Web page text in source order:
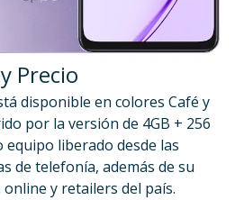
Precio
disponible en colores Café y
por la versión de 4GB + 256
equipo liberado desde las
de telefonía, además de su
y retailers del país.